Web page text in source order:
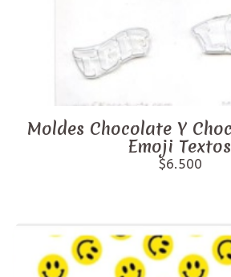
Moldes Chocolate Y
Emoji Textos
$6.500